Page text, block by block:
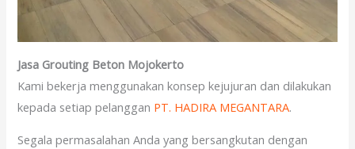
Jasa Grouting Beton Mojokerto
Kami bekerja menggunakan konsep kejujuran dan dilakukan
kepada setiap pelanggan PT. HADIRA MEGANTARA.
Segala permasalahan Anda yang bersangkutan dengan